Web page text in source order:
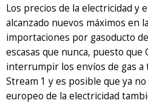
Los precios de la electricidad y
alcanzado nuevos máximos en
importaciones por gasoducto
escasas que nunca, puesto que
interrumpir los envíos de gas a
Stream 1 y es posible que ya
europeo de la electricidad